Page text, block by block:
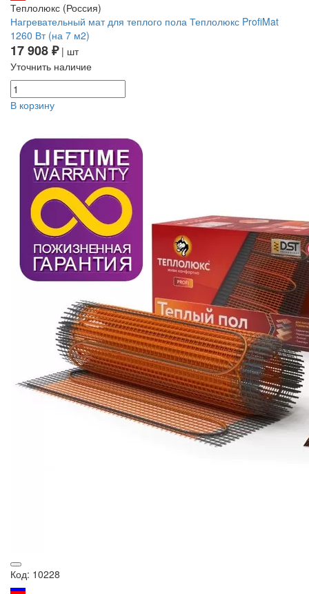
Теплолюкс (Россия)
Нагревательный мат для теплого пола Теплолюкс ProfiMat
1260 Вт (на 7 м2)
17 908 ₽| шт
Уточнить наличие
В корзину
Код: 10228